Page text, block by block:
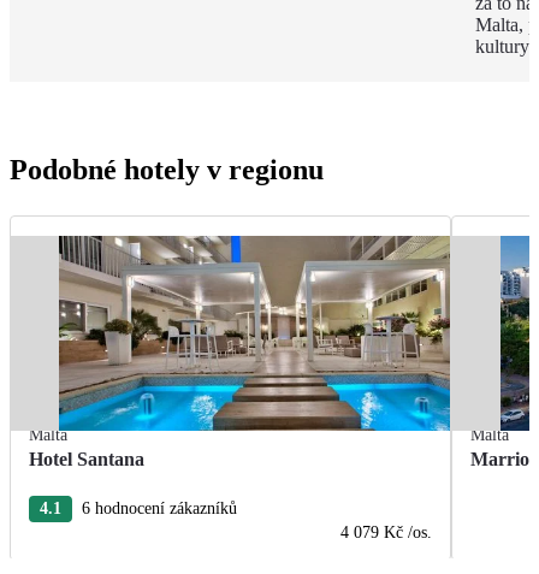
Malta,
kultury
Podobné hotely v regionu
Malta
Hotel Santana
4.1
6 hodnocení zákazníků
4 079 Kč /os.
Malta